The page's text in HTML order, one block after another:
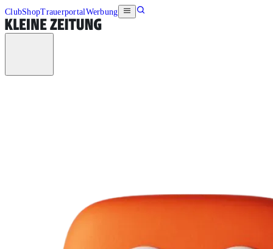
ClubShopTrauerportalWerbung